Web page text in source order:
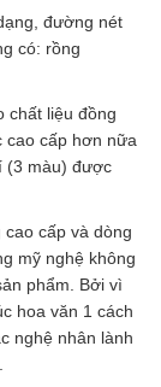
đường nét
có: rồng
chất liệu đồng
cao cấp hơn nữa
(3 màu) được
cấp và dòng
mỹ nghệ không
phẩm. Bởi vì
hoa văn 1 cách
nghệ nhân lành